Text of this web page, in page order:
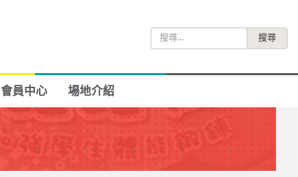
尋
會員中心 場地介紹